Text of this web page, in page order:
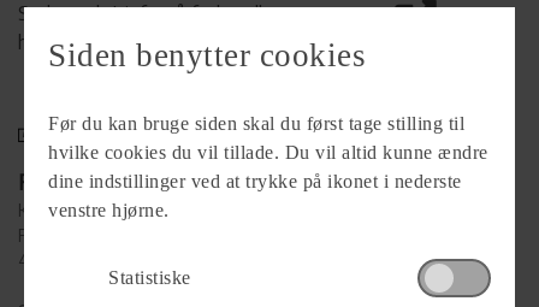
Se komplet info på forhandlerens
hjemmeside
Forhandler
Køge MC
Falkevej 38
4600 Køge
Siden benytter cookies
Før du kan bruge siden skal du først tage stilling til
hvilke cookies du vil tillade. Du vil altid kunne ændre
dine indstillinger ved at trykke på ikonet i nederste
venstre hjørne.
Statistiske